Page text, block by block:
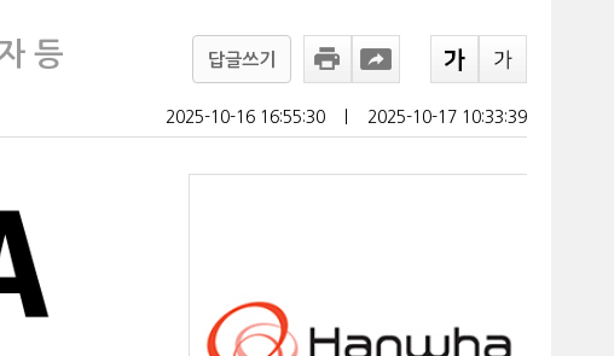
등
답글쓰기
2025-10-16 16:55:30 2025-10-17 10:33:39